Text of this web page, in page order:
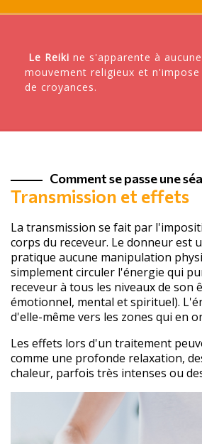
Le Reiki ne s'apparente à
mouvement religieux et n'impose
de croyances.
Comment se passe une
Transmission et effets
La transmission se fait par
corps du receveur. Le donneur est
pratique aucune manipulation
simplement circuler l'énergie qui
receveur à tous les niveaux de son
émotionnel, mental et spirituel).
d'elle-même vers les zones qui en
Les effets lors d'un traitement
comme une profonde relaxation,
chaleur, parfois très intenses ou